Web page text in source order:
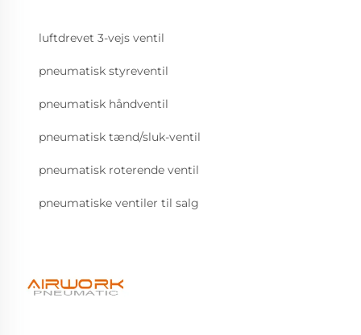
luftdrevet 3-vejs ventil
pneumatisk styreventil
pneumatisk håndventil
pneumatisk tænd/sluk-ventil
pneumatisk roterende ventil
pneumatiske ventiler til salg